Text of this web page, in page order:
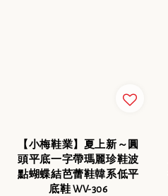
【小梅鞋業】夏上新～圓
頭平底一字帶瑪麗珍鞋波
點蝴蝶結芭蕾鞋韓系低平
底鞋 WV-306